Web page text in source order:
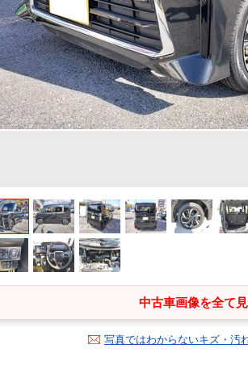
中古車画像を全て見
写真ではわからないキズ・汚